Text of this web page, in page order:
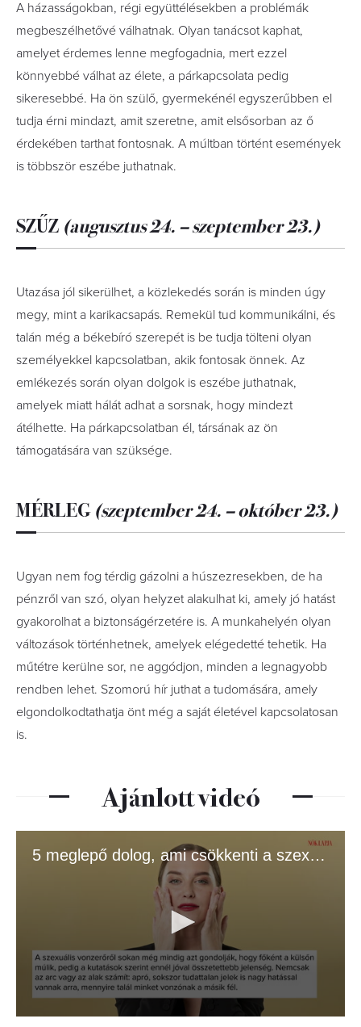
A házasságokban, régi együttélésekben a problémák
megbeszélhetővé válhatnak. Olyan tanácsot kaphat,
amelyet érdemes lenne megfogadnia, mert ezzel
könnyebbé válhat az élete, a párkapcsolata pedig
sikeresebbé. Ha ön szülő, gyermekénél egyszerűbben el
tudja érni mindazt, amit szeretne, amit elsősorban az ő
érdekében tarthat fontosnak. A múltban történt események
is többször eszébe juthatnak.
SZŰZ (augusztus 24. – szeptember 23.)
Utazása jól sikerülhet, a közlekedés során is minden úgy
megy, mint a karikacsapás. Remekül tud kommunikálni, és
talán még a békebíró szerepét is be tudja tölteni olyan
személyekkel kapcsolatban, akik fontosak önnek. Az
emlékezés során olyan dolgok is eszébe juthatnak,
amelyek miatt hálát adhat a sorsnak, hogy mindezt
átélhette. Ha párkapcsolatban él, társának az ön
támogatására van szüksége.
MÉRLEG (szeptember 24. – október 23.)
Ugyan nem fog térdig gázolni a húszezresekben, de ha
pénzről van szó, olyan helyzet alakulhat ki, amely jó hatást
gyakorolhat a biztonságérzetére is. A munkahelyén olyan
változások történhetnek, amelyek elégedetté tehetik. Ha
műtétre kerülne sor, ne aggódjon, minden a legnagyobb
rendben lehet. Szomorú hír juthat a tudomására, amely
elgondolkodtathatja önt még a saját életével kapcsolatosan
is.
Ajánlott videó
5 meglepő dolog, ami csökkenti a szexuális vonzerőt